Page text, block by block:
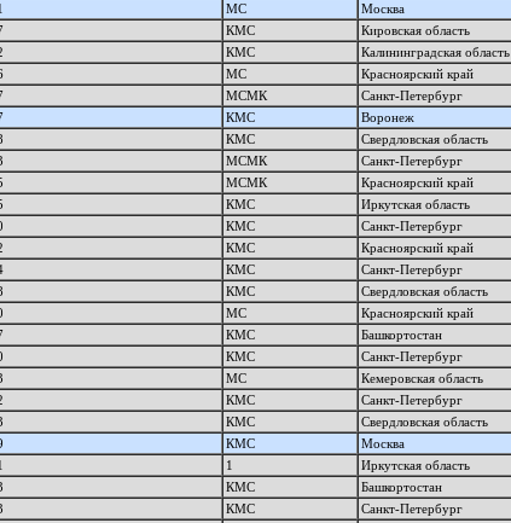
МС Москва
КМС Кировская область
КМС Калининградская область
МС Красноярский край
МСМК Санкт-Петербург
КМС Воронеж
КМС Свердловская область
МСМК Санкт-Петербург
МСМК Красноярский край
КМС Иркутская область
КМС Санкт-Петербург
КМС Красноярский край
КМС Санкт-Петербург
КМС Свердловская область
МС Красноярский край
КМС Башкортостан
КМС Санкт-Петербург
МС Кемеровская область
КМС Санкт-Петербург
КМС Свердловская область
КМС Москва
1 Иркутская область
КМС Башкортостан
КМС Санкт-Петербург